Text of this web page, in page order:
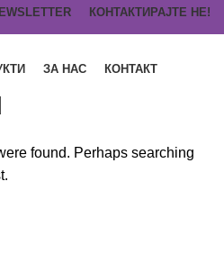
КОНТАКТИРАЈТЕ НЕ!
ЗА НАС КОНТАКТ
found. Perhaps searching